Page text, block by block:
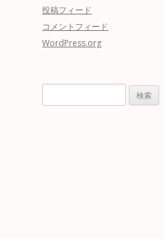
投稿フィード
コメントフィード
WordPress.org
索: